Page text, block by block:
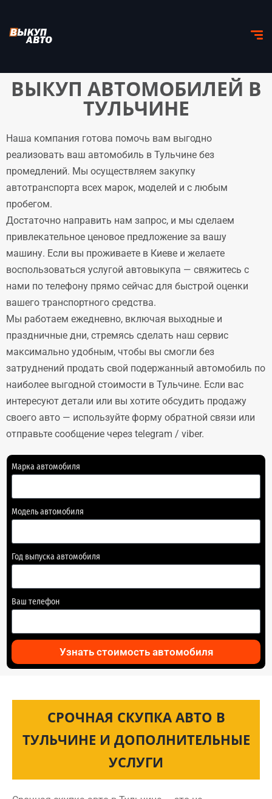
ВЫКУП АВТОМОБИЛЕЙ В
ТУЛЬЧИНЕ
Наша компания готова помочь вам выгодно
реализовать ваш автомобиль в Тульчине без
промедлений. Мы осуществляем закупку
автотранспорта всех марок, моделей и с любым
пробегом.
Достаточно направить нам запрос, и мы сделаем
привлекательное ценовое предложение за вашу
машину. Если вы проживаете в Киеве и желаете
воспользоваться услугой автовыкупа — свяжитесь с
нами по телефону прямо сейчас для быстрой оценки
вашего транспортного средства.
Мы работаем ежедневно, включая выходные и
праздничные дни, стремясь сделать наш сервис
максимально удобным, чтобы вы смогли без
затруднений продать свой подержанный автомобиль по
наиболее выгодной стоимости в Тульчине. Если вас
интересуют детали или вы хотите обсудить продажу
своего авто — используйте форму обратной связи или
отправьте сообщение через telegram / viber.
Марка автомобиля
Модель автомобиля
Год выпуска автомобиля
Ваш телефон
Узнать стоимость автомобиля
СРОЧНАЯ СКУПКА АВТО В
ТУЛЬЧИНЕ И ДОПОЛНИТЕЛЬНЫЕ
УСЛУГИ